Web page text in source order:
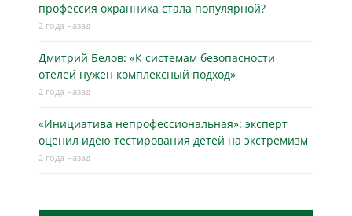
профессия охранника стала популярной?
2 года назад
Дмитрий Белов: «К системам безопасности
отелей нужен комплексный подход»
2 года назад
«Инициатива непрофессиональная»: эксперт
оценил идею тестирования детей на экстремизм
2 года назад